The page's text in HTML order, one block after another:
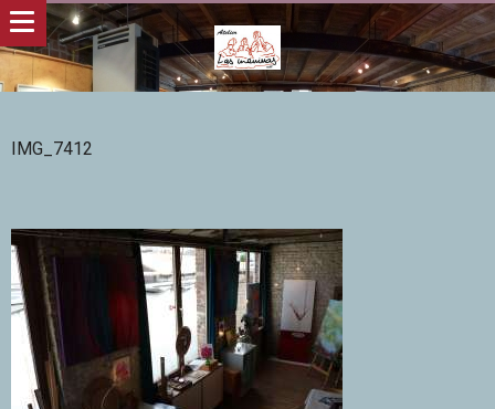
IMG_7412